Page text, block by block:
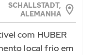
SCHALLSTADT,
ALEMANHA
com HUBER
local frio em